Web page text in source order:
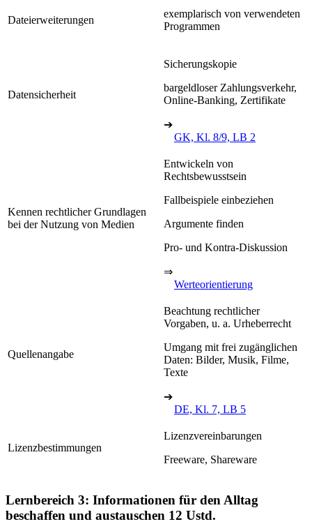
Dateierweiterungen
exemplarisch von verwendeten
Programmen
Datensicherheit
Sicherungskopie
bargeldloser Zahlungsverkehr,
Online-Banking, Zertifikate
➔
GK, Kl. 8/9, LB 2
Kennen rechtlicher Grundlagen
bei der Nutzung von Medien
Entwickeln von
Rechtsbewusstsein
Fallbeispiele einbeziehen
Argumente finden
Pro- und Kontra-Diskussion
⇒
Werteorientierung
Quellenangabe
Beachtung rechtlicher
Vorgaben, u. a. Urheberrecht
Umgang mit frei zugänglichen
Daten: Bilder, Musik, Filme,
Texte
➔
DE, Kl. 7, LB 5
Lizenzbestimmungen
Lizenzvereinbarungen
Freeware, Shareware
Lernbereich 3: Informationen für den Alltag
beschaffen und austauschen 12 Ustd.